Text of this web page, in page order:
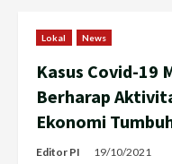
Lokal News
Kasus Covid-19
Berharap
Ekonomi
Editor PI 19/10/2021